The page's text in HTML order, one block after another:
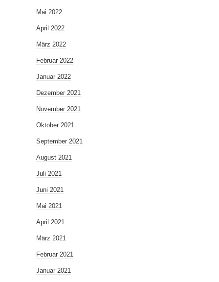
Mai 2022
April 2022
März 2022
Februar 2022
Januar 2022
Dezember 2021
November 2021
Oktober 2021
September 2021
August 2021
Juli 2021
Juni 2021
Mai 2021
April 2021
März 2021
Februar 2021
Januar 2021